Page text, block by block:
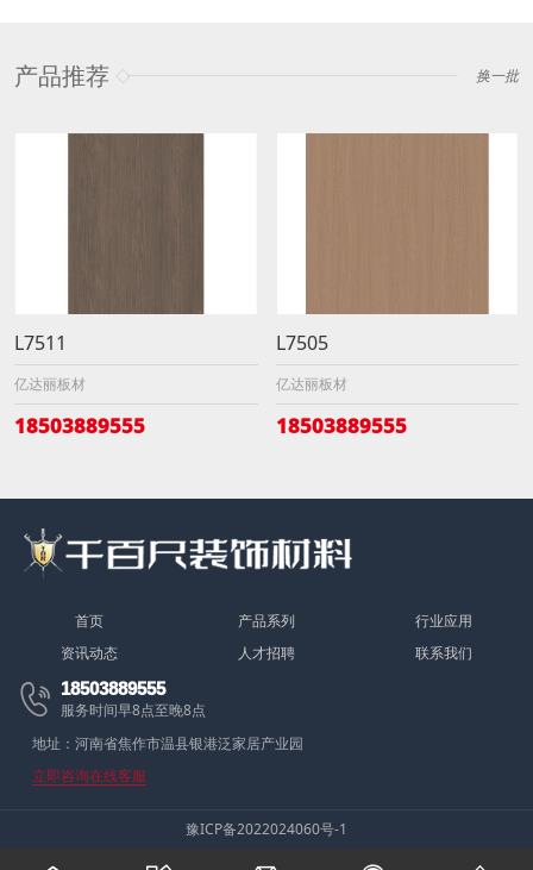
产品推荐 换一批
L7511
亿达丽板材
18503889555
L7505
亿达丽板材
18503889555
首页 产品系列
行业应用
资讯动态
人才招聘 联系我们
 18503889555
服务时间早8点至晚8点
地址：河南省焦作市温县银港泛家居产业园
立即咨询在线客服
豫ICP备2022024060号-1